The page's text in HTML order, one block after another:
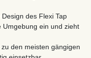
des Flexi Tap
Umgebung ein und zieht
den meisten gängigen